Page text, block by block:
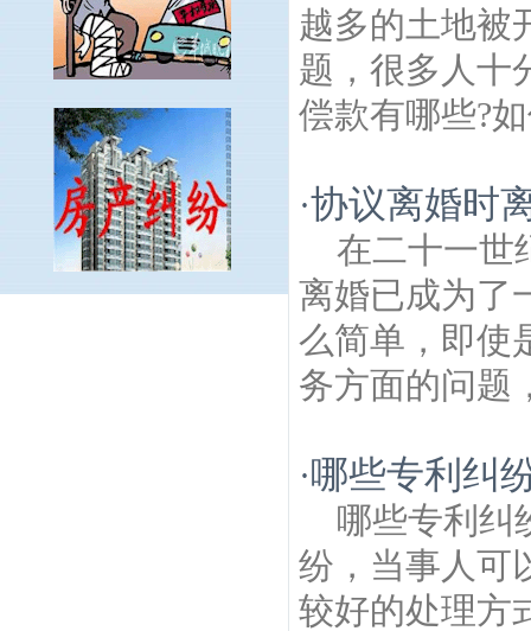
越多的土地被
题，很多人十
偿款有哪些?
·协议离婚时
在二十一世
离婚已成为了
么简单，即使
务方面的问题
·哪些专利纠
哪些专利纠
纷，当事人可
较好的处理方